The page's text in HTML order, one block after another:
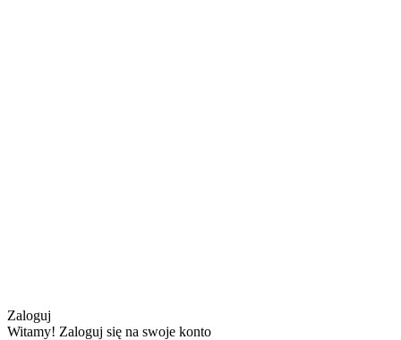
Zaloguj
Witamy! Zaloguj się na swoje konto